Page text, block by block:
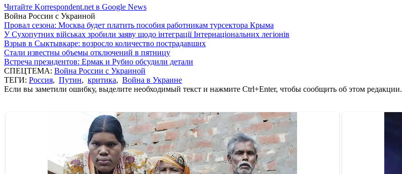
Читайте Korrespondent.net в Google News
Война России с Украиной
Провал сезона: Москва будет платить пособия работникам турсектора Крыма
У Сухопутних військах зробили заяву щодо інтеграції Інтернаціональних легіонів
Взрыв в Сыктывкаре: возросло количество пострадавших
Стали известны объемы отключений в пятницу
Встреча президентов: Ермак и Рубио обсудили детали
СПЕЦТЕМА: Война России с Украиной
ТЕГИ: Россия, Путин, критика, Война в Украине
Если вы заметили ошибку, выделите необходимый текст и нажмите Ctrl+Enter, чтобы сообщить об этом редакции.